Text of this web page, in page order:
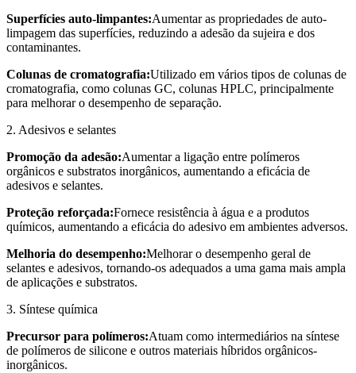
Superfícies auto-limpantes:Aumentar as propriedades de auto-
limpagem das superfícies, reduzindo a adesão da sujeira e dos
contaminantes.
Colunas de cromatografia:Utilizado em vários tipos de colunas de
cromatografia, como colunas GC, colunas HPLC, principalmente
para melhorar o desempenho de separação.
2. Adesivos e selantes
Promoção da adesão:Aumentar a ligação entre polímeros
orgânicos e substratos inorgânicos, aumentando a eficácia de
adesivos e selantes.
Proteção reforçada:Fornece resistência à água e a produtos
químicos, aumentando a eficácia do adesivo em ambientes adversos.
Melhoria do desempenho:Melhorar o desempenho geral de
selantes e adesivos, tornando-os adequados a uma gama mais ampla
de aplicações e substratos.
3. Síntese química
Precursor para polímeros:Atuam como intermediários na síntese
de polímeros de silicone e outros materiais híbridos orgânicos-
inorgânicos.